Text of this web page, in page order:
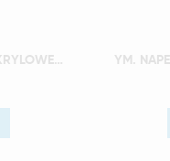
YM. NAPERCE POSTERIOR - AKRYLOWE ZĘBY SZTUCZNE - A4-M32D